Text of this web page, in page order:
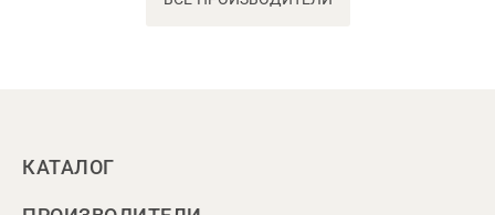
КАТАЛОГ